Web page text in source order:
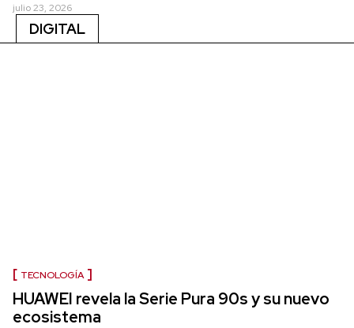
julio 23, 2026
DIGITAL
TECNOLOGÍA
HUAWEI revela la Serie Pura 90s y su nuevo
ecosistema